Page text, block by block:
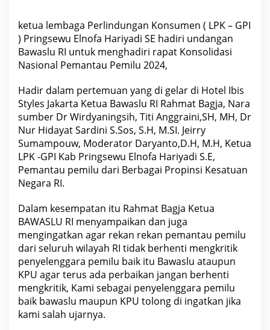
I
R
a
p
a
t
n
s
o
l
i
d
a
s
N
o
n
a
l
d
a
a
r
a
ketua lembaga Perlindungan Konsumen ( LPK – GPI
) Pringsewu Elnofa Hariyadi SE hadiri undangan
Bawaslu RI untuk menghadiri rapat Konsolidasi
Nasional Pemantau Pemilu 2024,
Hadir dalam pertemuan yang di gelar di Hotel Ibis
Styles Jakarta Ketua Bawaslu RI Rahmat Bagja, Nara
sumber Dr Wirdyaningsih, Titi Anggraini,SH, MH, Dr
Nur Hidayat Sardini S.Sos, S.H, M.SI. Jeirry
Sumampouw, Moderator Daryanto,D.H, M.H, Ketua
LPK -GPI Kab Pringsewu Elnofa Hariyadi S.E,
Pemantau pemilu dari Berbagai Propinsi Kesatuan
Negara RI.
Dalam kesempatan itu Rahmat Bagja Ketua
BAWASLU RI menyampaikan dan juga
mengingatkan agar rekan rekan pemantau pemilu
dari seluruh wilayah RI tidak berhenti mengkritik
penyelenggara pemilu baik itu Bawaslu ataupun
KPU agar terus ada perbaikan jangan berhenti
mengkritik, Kami sebagai penyelenggara pemilu
baik bawaslu maupun KPU tolong di ingatkan jika
kami salah ujarnya.